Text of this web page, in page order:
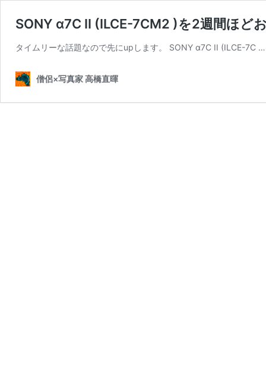
SONY α7C II (ILCE-7CM2 )を2週間ほど
タイムリーな話題なので先にupします。 SONY α7C II (ILCE-7C
僧侶×写真家 高橋直暉